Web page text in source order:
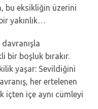
bu eksikliğin üzerini
yakınlık…
bir boşluk bırakır.
yaşar: Sevildiğini
her ertelenen
içten içe aynı cümleyi